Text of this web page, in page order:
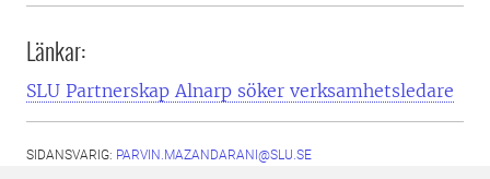
Länkar:
SLU Partnerskap Alnarp söker verksamhetsledare
SIDANSVARIG: PARVIN.MAZANDARANI@SLU.SE